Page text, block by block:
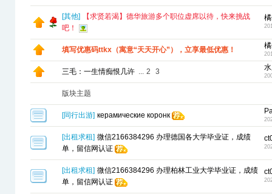
[其他]
【求贤若渴】德华旅游多个职位虚席以待，快来挑战
吧！
填写优惠码ttkx（寓意“天天开心”），立享最低优惠！
三毛：一生情痴恨几许 ... 2 3
版块主题
[同行出游] керамические коронк
[出租求租] 微信2166384296 办理德国各大学毕业证，成绩
单，留信网认证
[出租求租] 微信2166384296 办理柏林工业大学毕业证，成绩
单，留信网认证